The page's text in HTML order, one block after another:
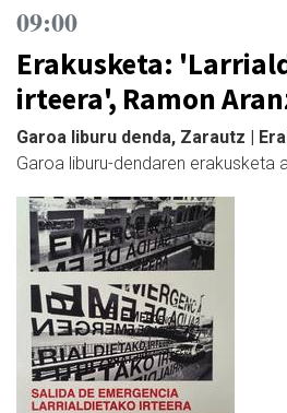
09:00
Erakusketa:
irteera', Ramon
Garoa liburu denda, Zarautz |
Garoa liburu-dendaren erakusketa